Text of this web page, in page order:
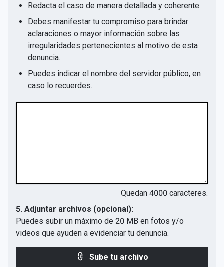
Redacta el caso de manera detallada y coherente.
Debes manifestar tu compromiso para brindar
aclaraciones o mayor información sobre las
irregularidades pertenecientes al motivo de esta
denuncia.
Puedes indicar el nombre del servidor público, en
caso lo recuerdes.
Quedan 4000 caracteres.
5. Adjuntar archivos (opcional):
Puedes subir un máximo de 20 MB en fotos y/o
videos que ayuden a evidenciar tu denuncia.
Sube tu archivo